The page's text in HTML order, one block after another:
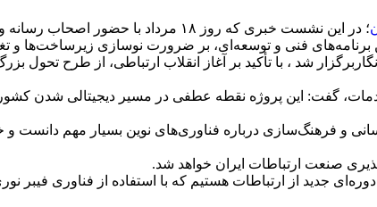
؛ در این نشست خبری که روز ۱۸ مرداد
فنی و توسعه‌ای، بر ضرورت نوسازی زیرساخت‌ها و
شد ، با تأکید بر آغاز انقلاب ارتباطی، از طرح تحول
گفت: این پروژه نقطه عطفی در مسیر دیجیتالی شدن
و فرهنگ‌سازی درباره فناوری‌های نوین بسیار مهم دانست و
صنعت ارتباطات ایران خواهد شد.
جدید از ارتباطات هستیم که با استفاده از فناوری